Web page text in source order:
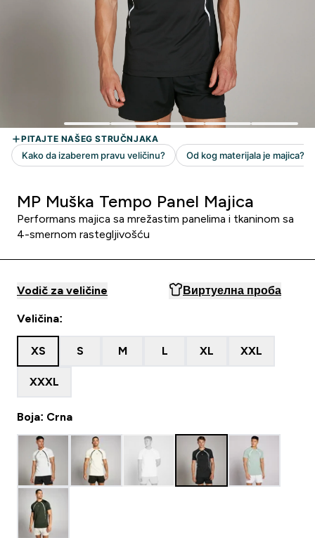
MP Muška Tempo Panel Majica
Performans majica sa mrežastim panelima i tkaninom sa
4-smernom rastegljivošću
Vodič za veličine Виртуелна проба
Veličina:
XS S M L XL XXL
XXXL
Boja: Crna